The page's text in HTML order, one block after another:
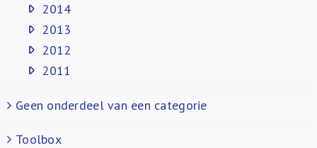
2014
2013
2012
2011
Geen onderdeel van een categorie
Toolbox